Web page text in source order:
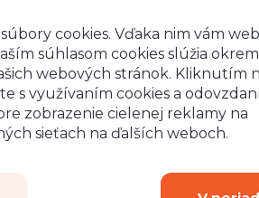
cookies. Vďaka nim vám web
súhlasom cookies slúžia
webových stránok. Kliknutím
s využívaním cookies a
zobrazenie cielenej reklamy na
sieťach na ďalších weboch.